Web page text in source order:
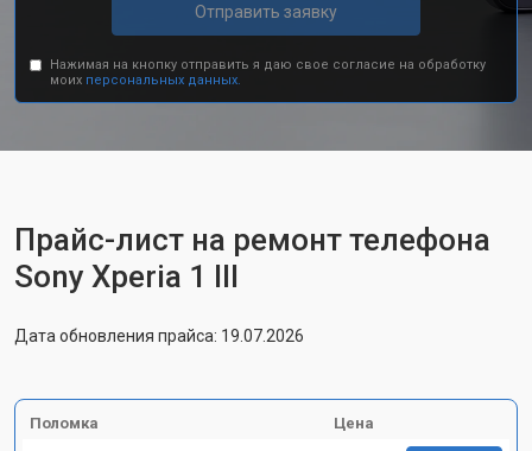
Отправить заявку
Нажимая на кнопку отправить я даю свое согласие на обработку
моих персональных данных.
Прайс-лист на ремонт телефона
Sony Xperia 1 III
Дата обновления прайса: 19.07.2026
Поломка Цена